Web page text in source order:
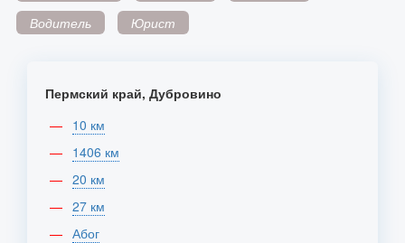
Водитель
Юрист
Пермский край, Дубровино
10 км
1406 км
20 км
27 км
Абог